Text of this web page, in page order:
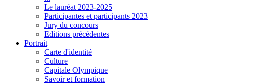
Le lauréat 2023-2025
Participantes et participants 2023
Jury du concours
Editions précédentes
Portrait
Carte d'identité
Culture
Capitale Olympique
Savoir et formation